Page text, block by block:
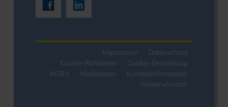
Impressum
Datenschutz
Cookie-Richtlinien
Cookie-Einstellung
AGB's
Mediadaten
Kundeninformation
Widerrufsrecht